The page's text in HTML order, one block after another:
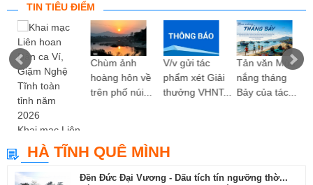
TIN TIÊU ĐIỂM
Khai mạc Liên
hoan Dân ca
Ví, Giặm...
Chùm ảnh
hoàng hôn về
trên phố núi...
V/v gửi tác
phẩm xét Giải
thưởng VHNT...
Tản văn Mùa
nắng tháng
Bảy của tác...
HÀ TĨNH QUÊ MÌNH
Đền Đức Đại Vương - Dấu tích tín ngưỡng thờ...